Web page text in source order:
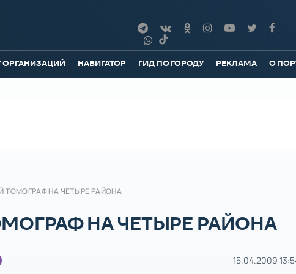
ОРГАНИЗАЦИЙ НАВИГАТОР ГИД ПО ГОРОДУ РЕКЛАМА О
ТОМОГРАФ НА ЧЕТЫРЕ РАЙОНА
НА ЧЕТЫРЕ РАЙОНА
15.04.2009